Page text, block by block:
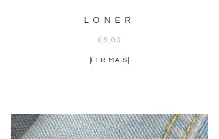
LONER
€ 5.00
LER MAIS